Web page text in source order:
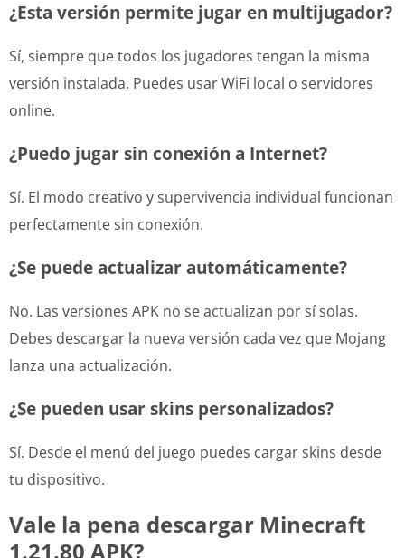
¿Esta versión permite jugar en multijugador?
Sí, siempre que todos los jugadores tengan la misma
versión instalada. Puedes usar WiFi local o servidores
online.
¿Puedo jugar sin conexión a Internet?
Sí. El modo creativo y supervivencia individual funcionan
perfectamente sin conexión.
¿Se puede actualizar automáticamente?
No. Las versiones APK no se actualizan por sí solas.
Debes descargar la nueva versión cada vez que Mojang
lanza una actualización.
¿Se pueden usar skins personalizados?
Sí. Desde el menú del juego puedes cargar skins desde
tu dispositivo.
Vale la pena descargar Minecraft
1.21.80 APK?